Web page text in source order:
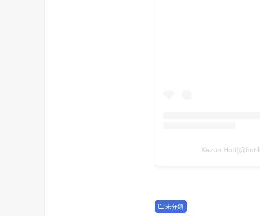
Kazuo
未分類